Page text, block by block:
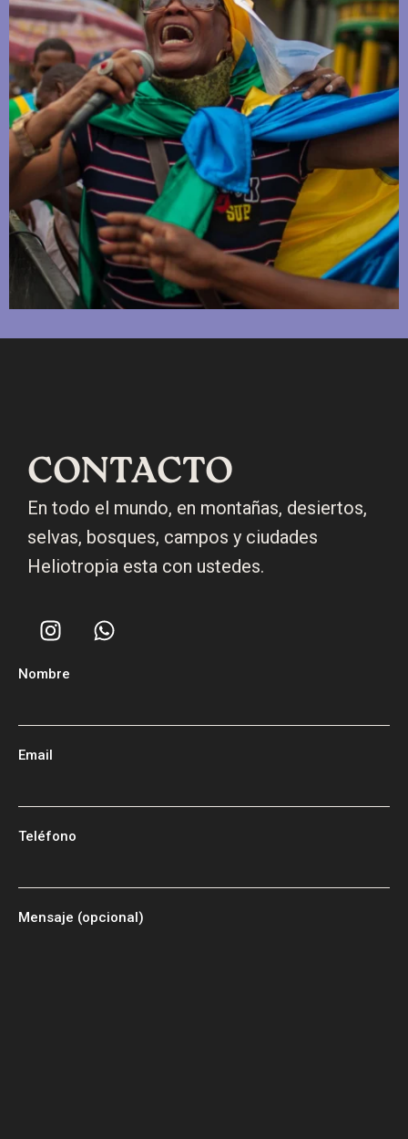
CONTACTO
En todo el mundo, en montañas, desiertos,
selvas, bosques, campos y ciudades
Heliotropia esta con ustedes.
Nombre
Email
Teléfono
Mensaje (opcional)